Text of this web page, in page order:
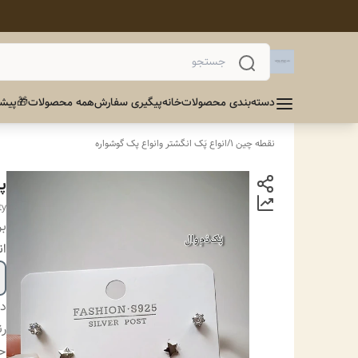
دسته‌بندی محصولاتخانهپیگیری سفارشهمه محصولات
نقطه چین 1 /انواع پَک انگشتر وانواع پک گوشواره